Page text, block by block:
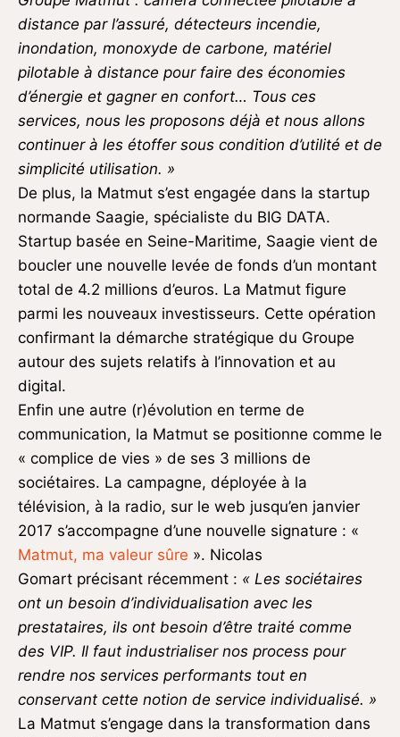
distance par l’assuré, détecteurs incendie,
inondation, monoxyde de carbone, matériel
pilotable à distance pour faire des économies
d’énergie et gagner en confort… Tous ces
services, nous les proposons déjà et nous allons
continuer à les étoffer sous condition d’utilité et de
simplicité utilisation. »
De plus, la Matmut s’est engagée dans la startup
normande Saagie, spécialiste du BIG DATA.
Startup basée en Seine-Maritime, Saagie vient de
boucler une nouvelle levée de fonds d’un montant
total de 4.2 millions d’euros. La Matmut figure
parmi les nouveaux investisseurs. Cette opération
confirmant la démarche stratégique du Groupe
autour des sujets relatifs à l’innovation et au
digital.
Enfin une autre (r)évolution en terme de
communication, la Matmut se positionne comme le
« complice de vies » de ses 3 millions de
sociétaires. La campagne, déployée à la
télévision, à la radio, sur le web jusqu’en janvier
2017 s’accompagne d’une nouvelle signature : «
Matmut, ma valeur sûre ». Nicolas
Gomart précisant récemment : « Les sociétaires
ont un besoin d’individualisation avec les
prestataires, ils ont besoin d’être traité comme
des VIP. Il faut industrialiser nos process pour
rendre nos services performants tout en
conservant cette notion de service individualisé. »
La Matmut s’engage dans la transformation dans